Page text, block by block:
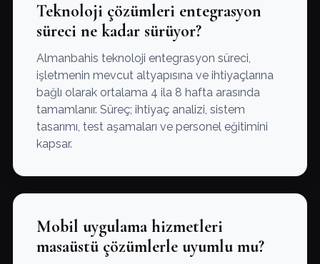
Teknoloji çözümleri entegrasyon
süreci ne kadar sürüyor?
Almanbahis teknoloji entegrasyon süreci,
işletmenin mevcut altyapısına ve ihtiyaçlarına
bağlı olarak ortalama 4 ila 8 hafta arasında
tamamlanır. Süreç; ihtiyaç analizi, sistem
tasarımı, test aşamaları ve personel eğitimini
kapsar.
Mobil uygulama hizmetleri
masaüstü çözümlerle uyumlu mu?